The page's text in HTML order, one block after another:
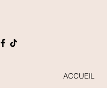
ACCUEIL